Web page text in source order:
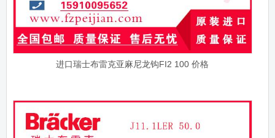
进口瑞士布雷克亚麻尼龙钩FI2 100 价格